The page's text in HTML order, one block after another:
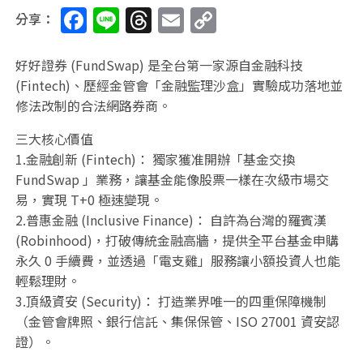
分享： F
a
c
e
b
o
o
k
Li
n
e
T
h
re
a
d
s
E
m
ai
l
C
p
y
n
k
好好證券 (FundSwap) 是全台第一家源自金融科技
(Fintech)、歷經金管會「金融監理沙盒」實驗成功落地並
修法改制的合法網路券商。
三大核心價值
1.金融創新 (Fintech)： 獨家獲准開辦「基金交換
FundSwap 」業務，讓基金能像股票一樣在次級市場交
易，實現 T+0 極速變現。
2.普惠金融 (Inclusive Finance)： 自許為台灣的羅賓漢
(Robinhood)，打破傳統金融高牆，提供全平台基金申購
永久 0 手續費，並透過「電支雞」服務讓小額投資人也能
輕鬆理財。
3.頂級資安 (Security)： 打造業界唯一的四重保障機制
（金管會牌照、銀行信託、集保保管、ISO 27001 資安認
證）。